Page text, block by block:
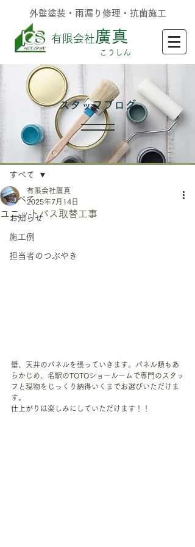
外壁塗装・雨漏り修理・抗菌施工
有限会社廣真
​こうしん
記事
すべて
お知らせ
施工例
担当者のつぶやき
すべて
ユニットバス取替工事
有限会社廣真
2025年7月14日
壁、天井のパネルを張っていきます。パネル類もあ
らかじめ、名駅のTOTOショールームで専門のスタッ
フと現物をじっくり納得いくまでお選びいただけま
す。
仕上がりは楽しみにしていただけます！！
​スタッフブログ